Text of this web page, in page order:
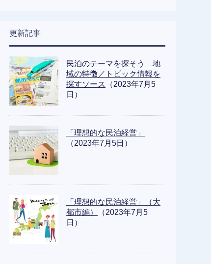
更新記事
民泊のテーマを探そう 地
域の特徴／トピック情報を
探すソース
（2023年7月5
日）
「理想的な民泊経営」
（2023年7月5日）
「理想的な民泊経営」（大
都市編）
（2023年7月5
日）